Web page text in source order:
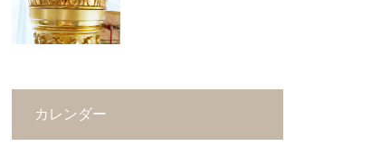
カレンダー